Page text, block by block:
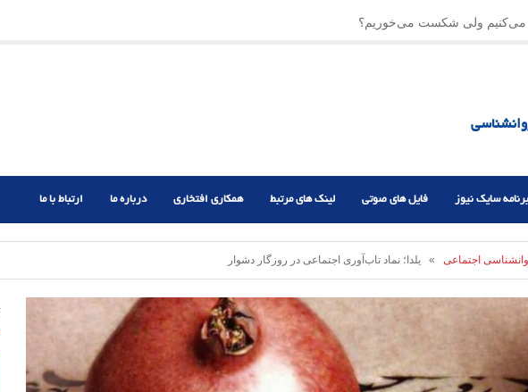
می‌کنیم ولی شکست می‌خوریم؟
سایک نیوز فایل های صوتی لینک های مرتبط همکاری افتخاری درباره ما ارتباط با ما
اجتماعی » یلدا؛ نماد تاب‌آوری اجتماعی در روزگار دشوار